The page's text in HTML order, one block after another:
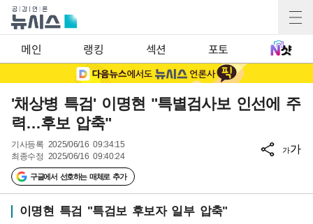
메인 랭킹 섹션 포토
'채상병 특검' 이명현 "특별검사보 인선에 주
력…후보 압축"
기사등록 2025/06/16 09:34:15
최종수정 2025/06/16 09:40:24
구글에서 선호하는 매체로 추가
가가
이명현 특검 "특검보 후보자 일부 압축"